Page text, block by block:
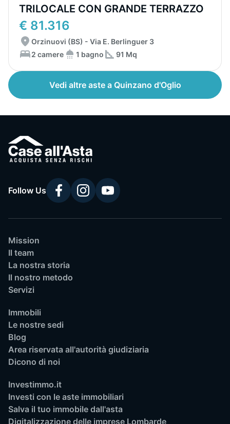
TRILOCALE CON GRANDE TERRAZZO
€ 81.316
Orzinuovi (BS) - Via E. Berlinguer 3
2 camere
1 bagno 91 Mq
Vedi altre aste a Quinzano d'Oglio
Follow Us
Mission
Il team
La nostra storia
Il nostro metodo
Servizi
Immobili
Le nostre sedi
Blog
Area riservata all'autorità giudiziaria
Dicono di noi
Investimmo.it
Investi con le aste immobiliari
Salva il tuo immobile dall'asta
Digitalizzazione delle imprese Lombarde